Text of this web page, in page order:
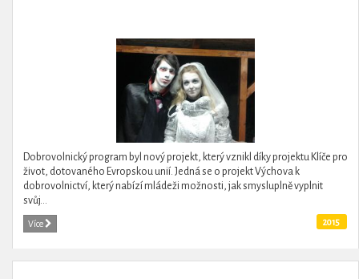
Dobrovolnický program byl nový projekt, který vznikl díky projektu Klíče pro
život, dotovaného Evropskou unií. Jedná se o projekt Výchova k
dobrovolnictví, který nabízí mládeži možnosti, jak smysluplně vyplnit
svůj...
Více 2015